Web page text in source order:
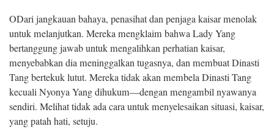
ODari jangkauan bahaya, penasihat dan penjaga kaisar menolak
untuk melanjutkan. Mereka mengklaim bahwa Lady Yang
bertanggung jawab untuk mengalihkan perhatian kaisar,
menyebabkan dia meninggalkan tugasnya, dan membuat Dinasti
Tang bertekuk lutut. Mereka tidak akan membela Dinasti Tang
kecuali Nyonya Yang dihukum—dengan mengambil nyawanya
sendiri. Melihat tidak ada cara untuk menyelesaikan situasi, kaisar,
yang patah hati, setuju.